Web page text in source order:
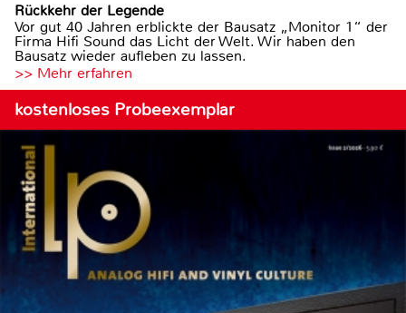
Rückkehr der Legende
Vor gut 40 Jahren erblickte der Bausatz „Monitor 1“ der
Firma Hifi Sound das Licht der Welt. Wir haben den
Bausatz wieder aufleben zu lassen.
>> Mehr erfahren
kostenloses Probeexemplar